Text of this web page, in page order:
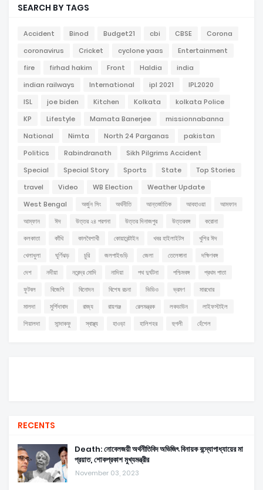
SEARCH BY TAGS
Accident Binod Budget21 cbi CBSE
Corona
coronavirus
Cricket cyclone yaas
Entertainment
fire
firhad hakim Front Haldia
india
indian railways
International ipl 2021
IPL2020
ISL
joe biden Kitchen Kolkata
kolkata Police
KP
Lifestyle Mamata Banerjee
missionnabanna
National
Nimta North 24 Parganas
pakistan
Politics
Rabindranath
Sikh Pilgrims Accident
Special
Special Story Sports State
Top Stories
travel
Video WB Election
Weather Update
West Bengal
অর্জুন সিং অর্থনীতি আন্তর্জাতিক আবহাওয়া
আমফান
আম্ফান
ঈদ উত্তর ২৪ পরগনা উত্তর দিনাজপুর উত্তরবঙ্গ
করোনা
কলকাতা
কাঁথি কালবৈশাখী কোয়ারেন্টাইন খবর হাইলাইটস
খুশির ঈদ
খেলাধুলা
ঘূর্ণিঝড় চুরি জলপাইগুড়ি জেলা তেলেঙ্গানা
দক্ষিণবঙ্গ
দেশ
নদীয়া নরেন্দ্র মোদি নাদিয়া পথ দুর্ঘটনা পশ্চিমবঙ্গ
প্রথম পাতা
ফুটবল
বিজেপি বিনোদন বিশেষ রচনা ভিডিও ভ্রমণ
মারধোর
মালদা
মুর্শিদাবাদ রাজ্য রায়গঞ্জ রেলমন্ত্রক লকডাউন
লাইফস্টাইল
শিয়ালদা
সান্দাকফু স্বাস্থ্য হাওড়া হালিশহর হুগলী হেঁশেল
RECENTS
Death: নোবেলজয়ী অর্থনীতিবিদ অভিজিৎ বিনায়ক বন্দ্যোপাধ্যায়ের মা
প্রয়াত, শোকপ্রকাশ মুখ্যমন্ত্রীর
November 03, 2023